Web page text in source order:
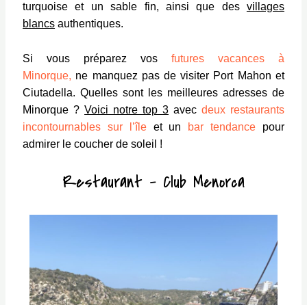
turquoise et un sable fin, ainsi que des villages
blancs authentiques.
Si vous préparez vos futures vacances à
Minorque, ne manquez pas de visiter Port Mahon et
Ciutadella.Quelles sont les meilleures adresses de
Minorque ?Voici notre top 3avec deux restaurants
incontournables sur l’îleet un bar tendance pour
admirer le coucher de soleil !
Restaurant – Club Menorca